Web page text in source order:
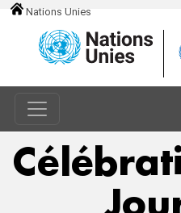
Nations Unies